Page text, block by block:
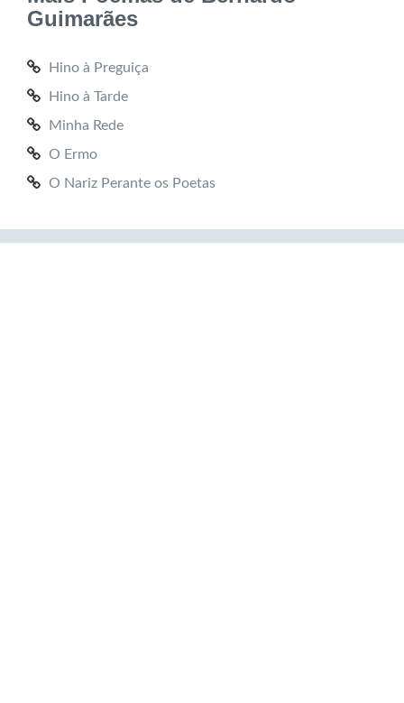
Guimarães
Hino à Preguiça
Hino à Tarde
Minha Rede
O Ermo
O Nariz Perante os Poetas